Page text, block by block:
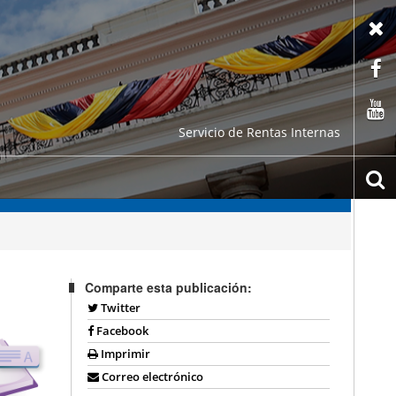
Servicio de Rentas Internas
Comparte esta publicación:
Twitter
Facebook
Imprimir
Correo electrónico